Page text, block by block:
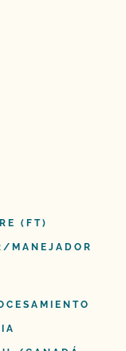
(FT)
MANEJADOR